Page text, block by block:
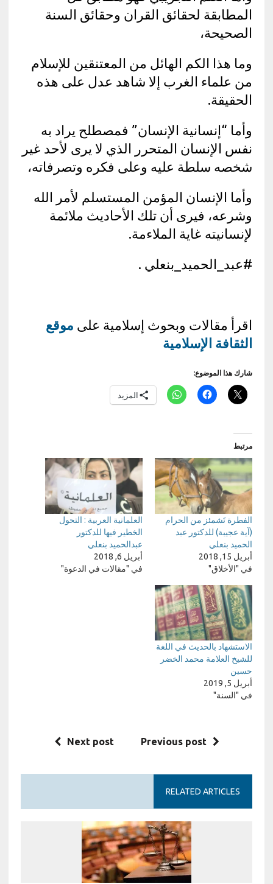
المطابقة لحقائق القران وحقائق السنة
الصحيحة،
وما هذا الكم الهائل من المعتنقين للإسلام
من علماء الغرب إلا شاهد عدل على هذه
الحقيقة.
وأما “إنسانية الإنسان” فمصطلح يراد به
نفس الإنسان المتحرر الذي لا يرى لأحد غير
شخصه سلطة عليه وعلى فكره وتصرفاته،
وأما الإنسان المؤمن المستسلم لأمر الله
وشرعه، فيرى أن تلك الأحاديث ملائمة
لإنسانيته غاية الملاءمة.
#عبد_الحميد_بنعلي .
اقرأ مقالات وبحوث إسلامية على موقع
الثقافة الإسلامية
شارك هذا الموضوع:
المزيد
مرتبط
الفطرة تَشمئز من الحرام
(آية عجيبة) للدكتور عبد
الحميد بنعلي
أبريل 15, 2018
في "الأخلاق"
العلمانية العربية : التحول
الخطير فيها للدكتور
عبدالحميد بنعلي
أبريل 6, 2018
في "مقالات في الدعوة"
الاستشهاد بالحديث في اللغة
للشيخ العلامة محمد الخضر
حسين
أبريل 5, 2019
في "السنة"
Previous post
Next post
RELATED ARTICLES